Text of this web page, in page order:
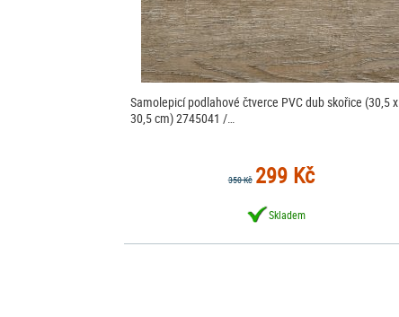
Samolepicí podlahové čtverce PVC dub skořice (30,5 x
30,5 cm) 2745041 /…
350 Kč 299 Kč
Skladem